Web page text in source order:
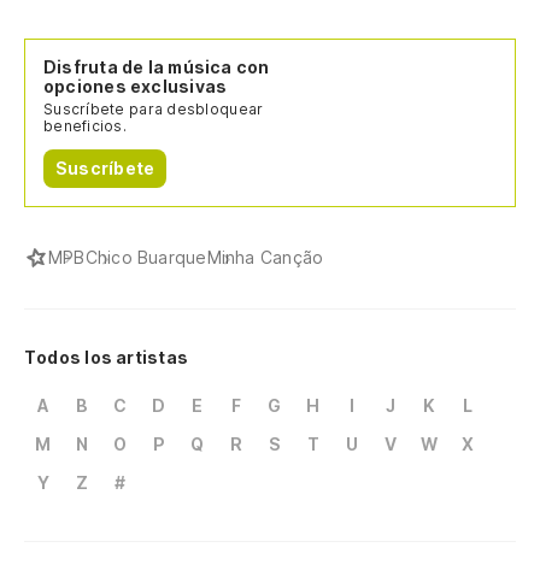
Disfruta de la música con
opciones exclusivas
Suscríbete para desbloquear
beneficios.
Suscríbete
MPBChico BuarqueMinha Canção
Todos los artistas
A B C D E F G H I J K
L
M
N O P Q R S T U V W
X
Y
Z #